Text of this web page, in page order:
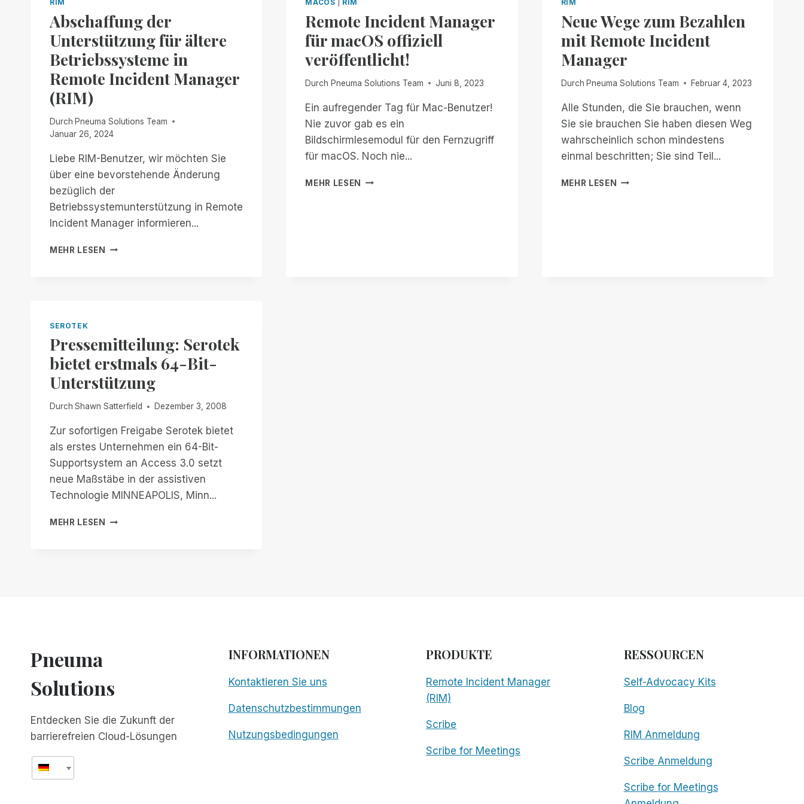
RIM
Abschaffung der
Unterstützung für ältere
Betriebssysteme in
Remote Incident Manager
(RIM)
Durch Pneuma Solutions Team
Januar 26, 2024
Liebe RIM-Benutzer, wir möchten Sie
über eine bevorstehende Änderung
bezüglich der
Betriebssystemunterstützung in Remote
Incident Manager informieren...
MEHR LESEN ABSCHAFFUNG
INCIDENT
MANAGER
(RIM)
MACOS RIM
Remote Incident Manager
für macOS offiziell
veröffentlicht!
Durch Pneuma Solutions Team Juni 8, 2023
Ein aufregender Tag für Mac-Benutzer!
Nie zuvor gab es ein
Bildschirmlesemodul für den Fernzugriff
für macOS. Noch nie...
MEHR LESEN REMOTE
RIM
Neue Wege zum Bezahlen
mit Remote Incident
Manager
Durch Pneuma Solutions Team Februar 4, 2023
Alle Stunden, die Sie brauchen, wenn
Sie sie brauchen Sie haben diesen Weg
wahrscheinlich schon mindestens
einmal beschritten; Sie sind Teil...
MEHR LESEN NEUE
SEROTEK
Pressemitteilung: Serotek
bietet erstmals 64-Bit-
Unterstützung
Durch Shawn Satterfield Dezember 3, 2008
Zur sofortigen Freigabe Serotek bietet
als erstes Unternehmen ein 64-Bit-
Supportsystem an Access 3.0 setzt
neue Maßstäbe in der assistiven
Technologie MINNEAPOLIS, Minn...
MEHR LESEN
PRESSEMITTEILUNG:
Pneuma
Solutions
Entdecken Sie die Zukunft der
barrierefreien Cloud-Lösungen
INFORMATIONEN
Kontaktieren Sie uns
Datenschutzbestimmungen
Nutzungsbedingungen
PRODUKTE
Remote Incident Manager
(RIM)
Scribe
Scribe for Meetings
RESSOURCEN
Self-Advocacy Kits
Blog
RIM Anmeldung
Scribe Anmeldung
Scribe for Meetings